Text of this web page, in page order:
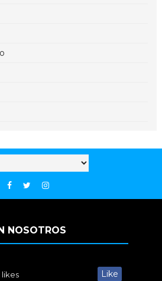
NOSOTROS
likes Like